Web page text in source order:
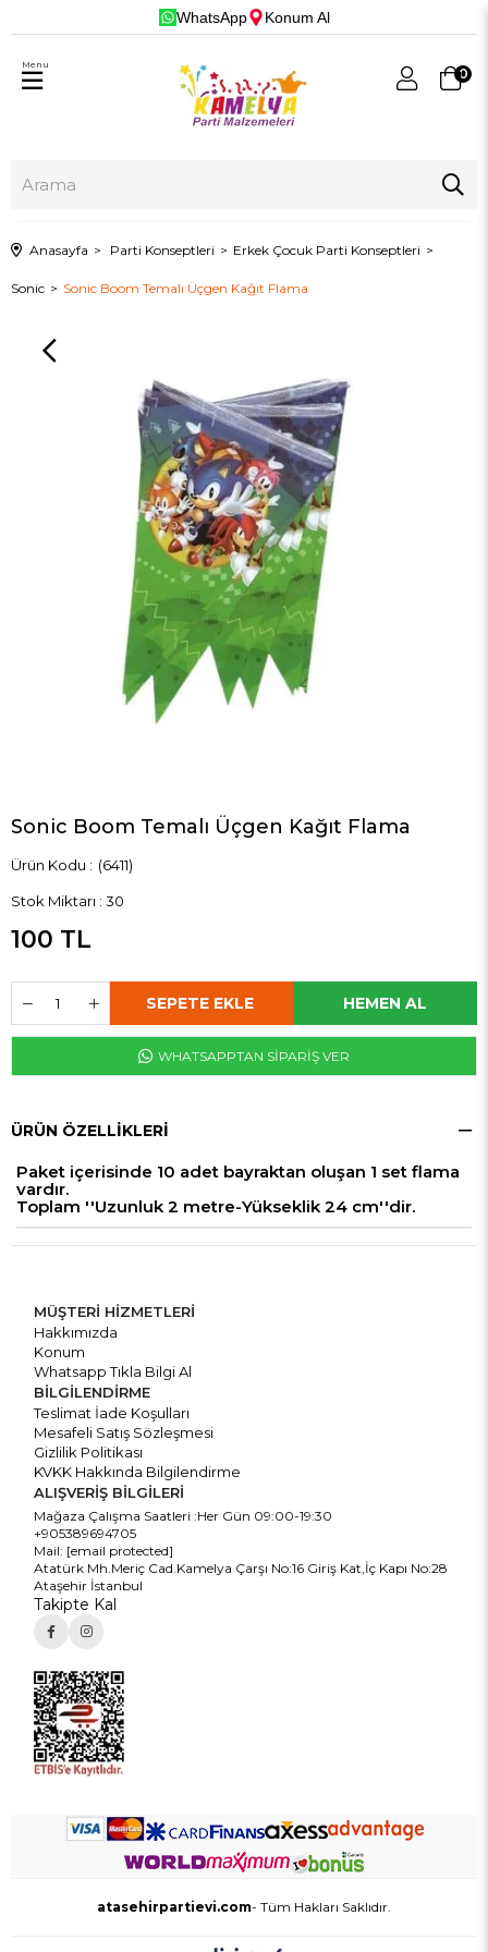
WhatsApp Konum Al
0
Menu
Anasayfa Parti Konseptleri Erkek Çocuk Parti Konseptleri
Sonic Sonic Boom Temalı Üçgen Kağıt Flama
Sonic Boom Temalı Üçgen Kağıt Flama
(6411)
Stok Miktarı : 30
100 TL
WHATSAPPTAN SİPARİŞ VER
ÜRÜN ÖZELLIKLERI
Paket içerisinde 10 adet bayraktan oluşan 1 set flama
vardır.
Toplam ''Uzunluk 2 metre-Yükseklik 24 cm''dir.
MÜŞTERİ HİZMETLERİ
Hakkımızda
Konum
Whatsapp Tıkla Bilgi Al
BİLGİLENDİRME
Teslimat İade Koşulları
Mesafeli Satış Sözleşmesi
Gizlilik Politikası
KVKK Hakkında Bilgilendirme
ALIŞVERİŞ BİLGİLERİ
Mağaza Çalışma Saatleri :Her Gün 09:00-19:30
+905389694705
Mail: [email protected]
Atatürk Mh.Meriç Cad.Kamelya Çarşı No:16 Giriş Kat,İç Kapı No:28
Ataşehir İstanbul
Takipte Kal
atasehirpartievi.com- Tüm Hakları Saklıdır.